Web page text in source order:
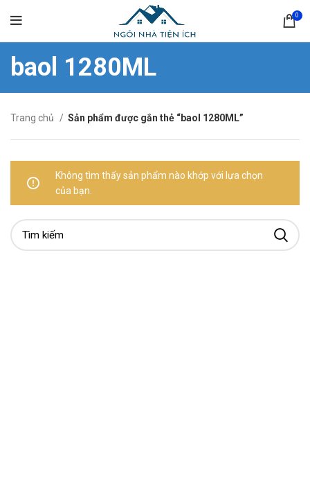
0
baol 1280ML
Trang chủ Sản phẩm được gắn thẻ “baol 1280ML”
Không tìm thấy sản phẩm nào khớp với lựa chọn
của bạn.